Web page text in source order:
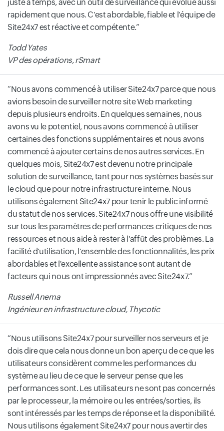
juste à temps, avec un outil de surveillance qui évolue aussi
rapidement que nous. C'est abordable, fiable et l'équipe de
Site24x7 est réactive et compétente.
Todd Yates
VP des opérations, rSmart
Nous avons commencé à utiliser Site24x7 parce que nous
avions besoin de surveiller notre site Web marketing
depuis plusieurs endroits. En quelques semaines, nous
avons vu le potentiel, nous avons commencé à utiliser
certaines des fonctions supplémentaires et nous avons
commencé à ajouter certains de nos autres services. En
quelques mois, Site24x7 est devenu notre principale
solution de surveillance, tant pour nos systèmes basés sur
le cloud que pour notre infrastructure interne. Nous
utilisons également Site24x7 pour tenir le public informé
du statut de nos services. Site24x7 nous offre une visibilité
sur tous les paramètres de performances critiques de nos
ressources et nous aide à rester à l'affût des problèmes. La
facilité d'utilisation, l'ensemble des fonctionnalités, les prix
abordables et l'excellente assistance sont autant de
facteurs qui nous ont impressionnés avec Site24x7.
Russell Anema
Ingénieur en infrastructure cloud, Thycotic
Nous utilisons Site24x7 pour surveiller nos serveurs et je
dois dire que cela nous donne un bon aperçu de ce que les
utilisateurs considèrent comme les performances du
système au lieu de ce que le serveur pense que les
performances sont. Les utilisateurs ne sont pas concernés
par le processeur, la mémoire ou les entrées/sorties, ils
sont intéressés par les temps de réponse et la disponibilité.
Nous utilisons également Site24x7 pour nous avertir des